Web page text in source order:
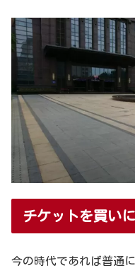
チケットを買い
今の時代であれば普通